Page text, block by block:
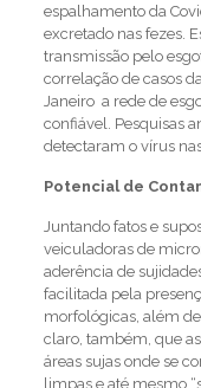
espalhamento da
excretado nas fezes.
transmissão pelo
correlação de casos
Janeiro a rede de
confiável. Pesquisas
detectaram o vírus
Potencial de
Juntando fatos e
veiculadoras de
aderência de
facilitada pela
morfológicas, além
claro, também, que
áreas sujas onde se
limpas e até mesmo